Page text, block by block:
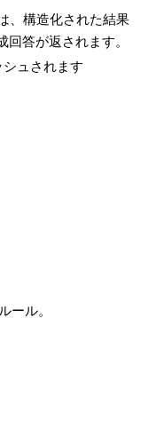
、構造化された結果
答が返されます。
ュされます
ール。